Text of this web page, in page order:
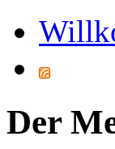
Der